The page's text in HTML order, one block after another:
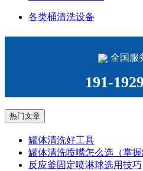
各类桶清洗设备
全国服
191-
热门文章
罐体清洗好工具
罐体清洗喷嘴怎么选（掌
反应釜固定喷淋球选用技巧